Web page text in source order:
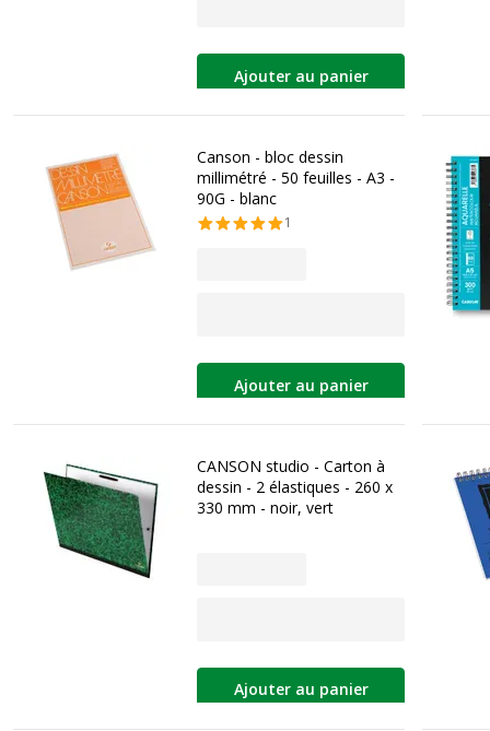
Ajouter au panier
Canson - bloc dessin
millimétré - 50 feuilles - A3 -
90G - blanc
1
Ajouter au panier
CANSON studio - Carton à
dessin - 2 élastiques - 260 x
330 mm - noir, vert
Ajouter au panier